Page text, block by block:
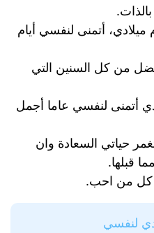
أتمنى لنفسي أيام
من كل السنين التي
أتمنى لنفسي عاما أجمل
حياتي السعادة وان
قبلها.
كل من احب.
لنفسي